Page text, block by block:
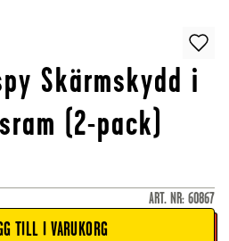
Skärmskydd i
(2-pack)
ART. NR: 60867
TILL I VARUKORG